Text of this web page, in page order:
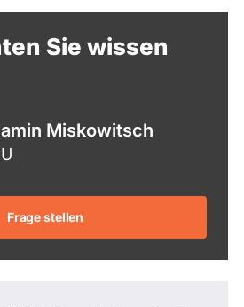
Sie wissen
Miskowitsch
Frage stellen